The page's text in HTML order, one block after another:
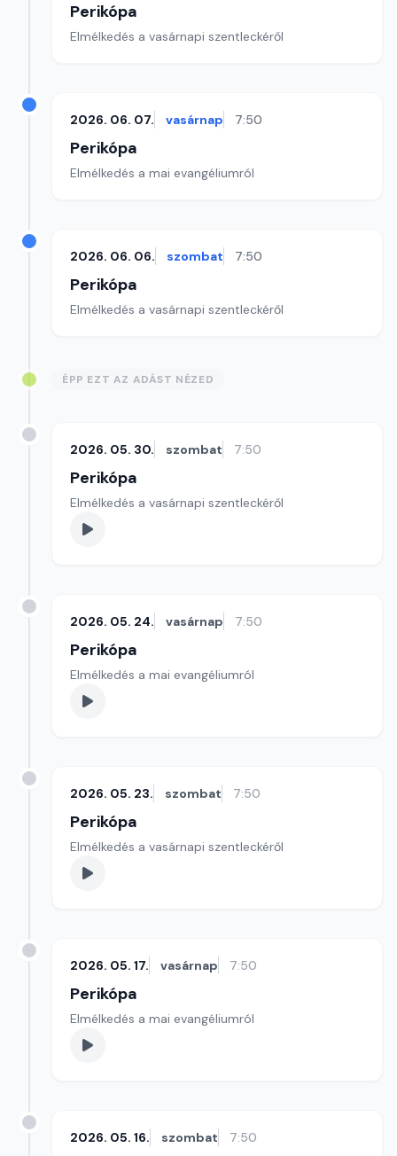
Perikópa
Elmélkedés a vasárnapi szentleckéről
2026. 06. 07. vasárnap 7:50
Perikópa
Elmélkedés a mai evangéliumról
2026. 06. 06. szombat 7:50
Perikópa
Elmélkedés a vasárnapi szentleckéről
ÉPP EZT AZ ADÁST NÉZED
2026. 05. 30. szombat 7:50
Perikópa
Elmélkedés a vasárnapi szentleckéről
2026. 05. 24. vasárnap 7:50
Perikópa
Elmélkedés a mai evangéliumról
2026. 05. 23. szombat 7:50
Perikópa
Elmélkedés a vasárnapi szentleckéről
2026. 05. 17. vasárnap 7:50
Perikópa
Elmélkedés a mai evangéliumról
2026. 05. 16. szombat 7:50